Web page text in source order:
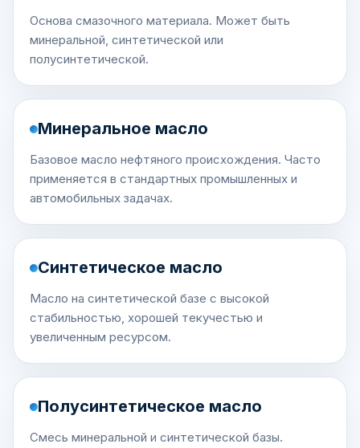
Основа смазочного материала. Может быть
минеральной, синтетической или
полусинтетической.
Минеральное масло
Базовое масло нефтяного происхождения. Часто
применяется в стандартных промышленных и
автомобильных задачах.
Синтетическое масло
Масло на синтетической базе с высокой
стабильностью, хорошей текучестью и
увеличенным ресурсом.
Полусинтетическое масло
Смесь минеральной и синтетической базы.